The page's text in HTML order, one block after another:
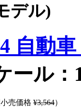
デル)
自動
ール：
売価格 ¥3,564）